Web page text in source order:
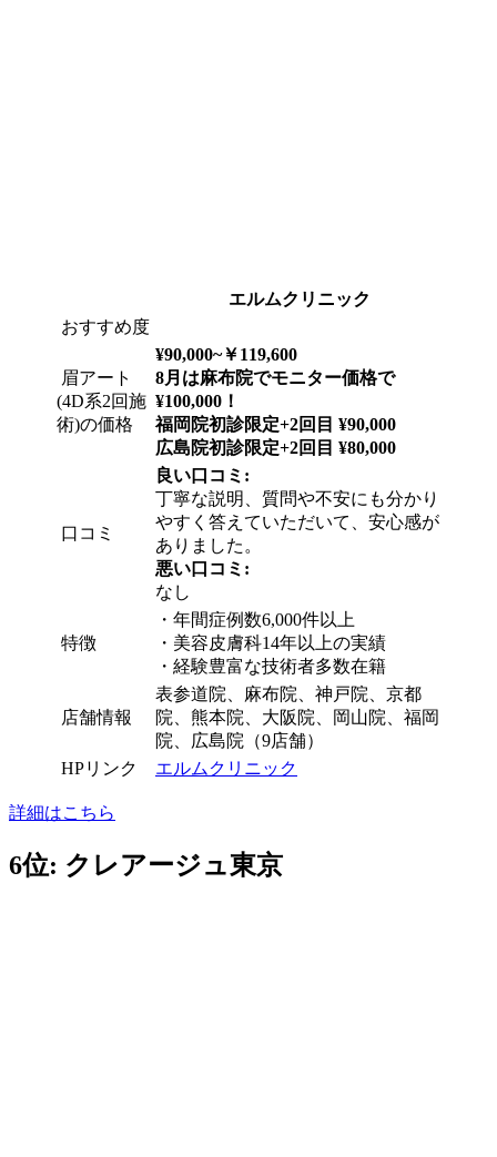
エルムクリニック
おすすめ度
眉アート
(4D系2回施
術)の価格
¥90,000~￥119,600
8月は麻布院でモニター価格で
¥100,000！
福岡院初診限定+2回目 ¥90,000
広島院初診限定+2回目 ¥80,000
口コミ
良い口コミ:
丁寧な説明、質問や不安にも分かり
やすく答えていただいて、安心感が
ありました。
悪い口コミ:
なし
特徴
・ 年間症例数6,000件以上
・ 美容皮膚科14年以上の実績
・ 経験豊富な技術者多数在籍
店舗情報
表参道院、麻布院、神戸院、京都
院、熊本院、大阪院、岡山院、福岡
院、広島院（9店舗）
HPリンク
エルムクリニック
詳細はこちら
6位: クレアージュ東京